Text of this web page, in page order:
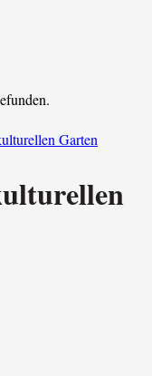
Garten